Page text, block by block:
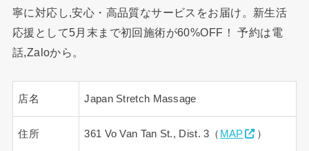
寧に対応し,安心・高品質なサービスをお届け。新生活
応援として5月末まで初回施術が60%OFF！ 予約は電
話,Zaloから。
店名 Japan Stretch Massage
住所 361 Vo Van Tan St., Dist. 3（ MAP ）